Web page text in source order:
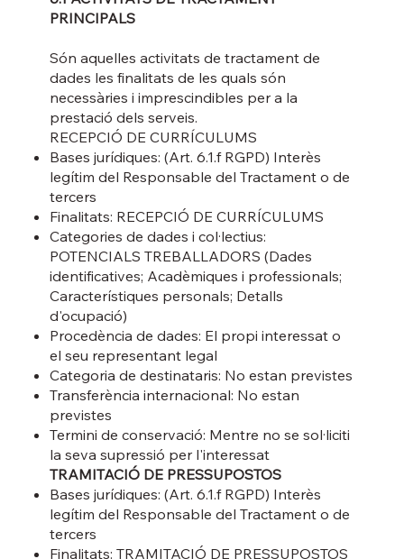
PRINCIPALS
Són aquelles activitats de tractament de
dades les finalitats de les quals són
necessàries i imprescindibles per a la
prestació dels serveis.
RECEPCIÓ DE CURRÍCULUMS
Bases jurídiques: (Art. 6.1.f RGPD) Interès
legítim del Responsable del Tractament o de
tercers
Finalitats: RECEPCIÓ DE CURRÍCULUMS
Categories de dades i col·lectius:
POTENCIALS TREBALLADORS (Dades
identificatives; Acadèmiques i professionals;
Característiques personals; Detalls
d'ocupació)
Procedència de dades: El propi interessat o
el seu representant legal
Categoria de destinataris: No estan previstes
Transferència internacional: No estan
previstes
Termini de conservació: Mentre no se sol·liciti
la seva supressió per l'interessat
TRAMITACIÓ DE PRESSUPOSTOS
Bases jurídiques: (Art. 6.1.f RGPD) Interès
legítim del Responsable del Tractament o de
tercers
Finalitats: TRAMITACIÓ DE PRESSUPOSTOS